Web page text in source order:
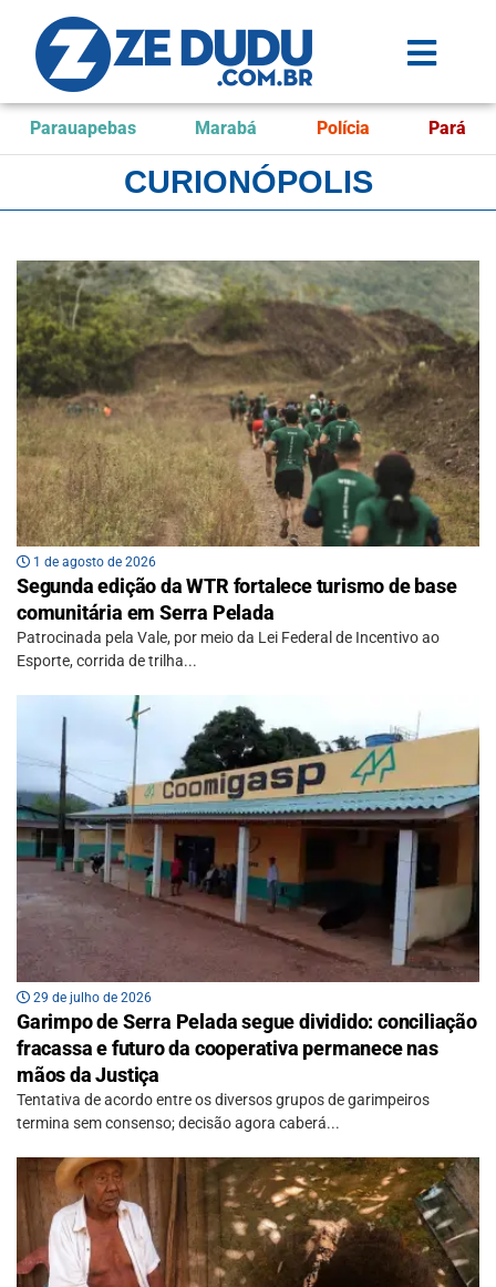
Parauapebas Marabá Polícia Pará
CURIONÓPOLIS
1 de agosto de 2026
Segunda edição da WTR fortalece turismo de base
comunitária em Serra Pelada
Patrocinada pela Vale, por meio da Lei Federal de Incentivo ao
Esporte, corrida de trilha...
29 de julho de 2026
Garimpo de Serra Pelada segue dividido: conciliação
fracassa e futuro da cooperativa permanece nas
mãos da Justiça
Tentativa de acordo entre os diversos grupos de garimpeiros
termina sem consenso; decisão agora caberá...